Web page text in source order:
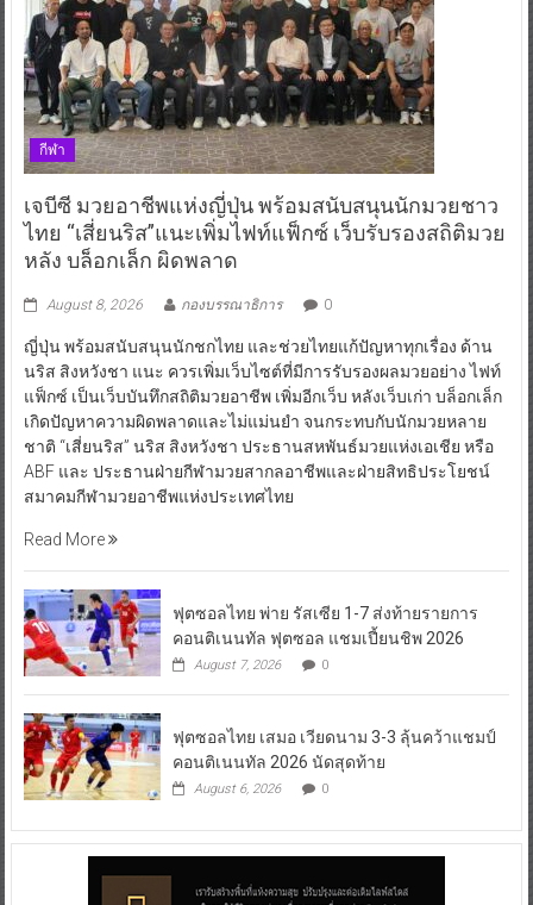
กีฬา
เจบีซี มวยอาชีพแห่งญี่ปุ่น พร้อมสนับสนุนนักมวยชาว
ไทย “เสี่ยนริส”แนะเพิ่มไฟท์แฟ็กซ์ เว็บรับรองสถิติมวย
หลัง บล็อกเล็ก ผิดพลาด
August 8, 2026 กองบรรณาธิการ 0
ญี่ปุ่น พร้อมสนับสนุนนักชกไทย และช่วยไทยแก้ปัญหาทุกเรื่อง ด้าน
นริส สิงหวังชา แนะ ควรเพิ่มเว็บไซต์ที่มีการรับรองผลมวยอย่าง ไฟท์
แฟ็กซ์ เป็นเว็บบันทึกสถิติมวยอาชีพ เพิ่มอีกเว็บ หลังเว็บเก่า บล็อกเล็ก
เกิดปัญหาความผิดพลาดและไม่แม่นยำ จนกระทบกับนักมวยหลาย
ชาติ “เสี่ยนริส” นริส สิงหวังชา ประธานสหพันธ์มวยแห่งเอเชีย หรือ
ABF และ ประธานฝ่ายกีฬามวยสากลอาชีพและฝ่ายสิทธิประโยชน์
สมาคมกีฬามวยอาชีพแห่งประเทศไทย
Read More
ฟุตซอลไทย พ่าย รัสเซีย 1-7 ส่งท้ายรายการ
คอนติเนนทัล ฟุตซอล แชมเปี้ยนชิพ 2026
August 7, 2026 0
ฟุตซอลไทย เสมอ เวียดนาม 3-3 ลุ้นคว้าแชมป์
คอนติเนนทัล 2026 นัดสุดท้าย
August 6, 2026 0